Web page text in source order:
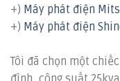
+) Máy phát điện
+) Máy phát điện
Tôi đã chọn một